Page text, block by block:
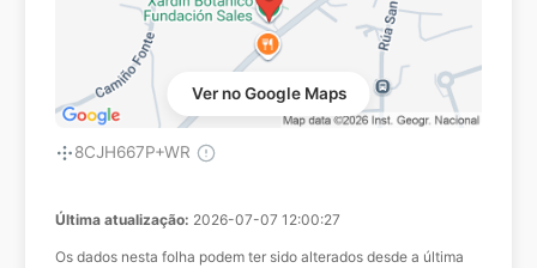
Ver no Google Maps
8CJH667P+WR
Última atualização: 2026-07-07 12:00:27
Os dados nesta folha podem ter sido alterados desde a última